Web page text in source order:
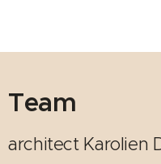
Team
architect Karolien